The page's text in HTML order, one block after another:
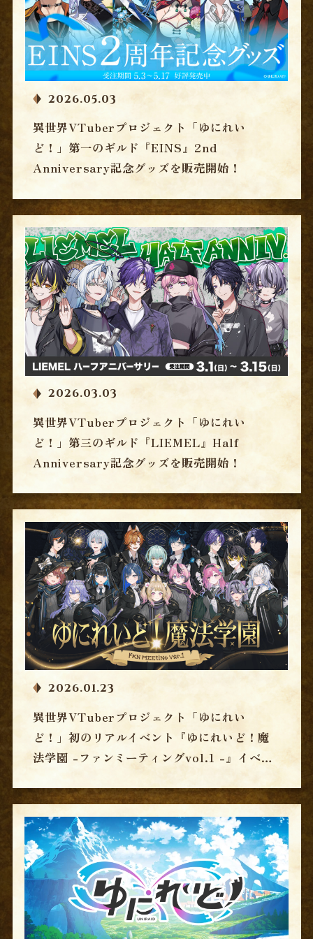
CONTACT
GOODS
2026.05.03
異世界VTuberプロジェクト「ゆにれい
ど！」第一のギルド『EINS』2nd
Anniversary記念グッズを販売開始！
2026.03.03
異世界VTuberプロジェクト「ゆにれい
ど！」第三のギルド『LIEMEL』Half
Anniversary記念グッズを販売開始！
2026.01.23
異世界VTuberプロジェクト「ゆにれい
ど！」初のリアルイベント『ゆにれいど！魔
法学園 -ファンミーティングvol.1 -』イベン